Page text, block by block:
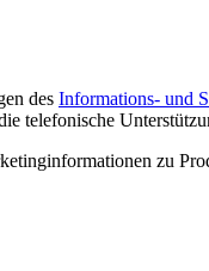
des Informations- und
telefonische
zu